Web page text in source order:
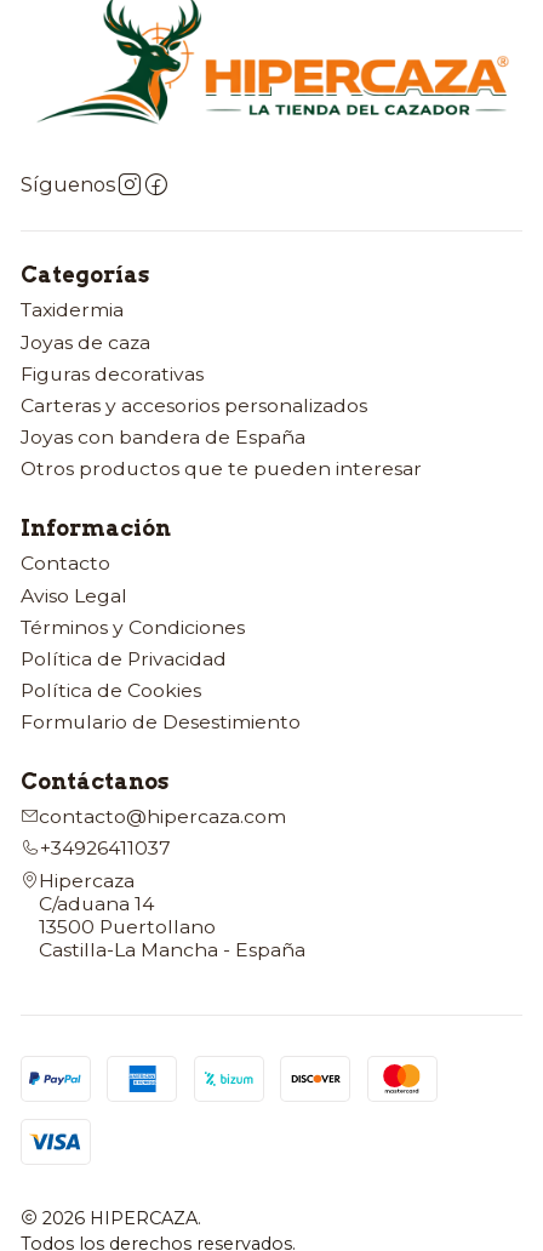
Síguenos
Categorías
Taxidermia
Joyas de caza
Figuras decorativas
Carteras y accesorios personalizados
Joyas con bandera de España
Otros productos que te pueden interesar
Información
Contacto
Aviso Legal
Términos y Condiciones
Política de Privacidad
Política de Cookies
Formulario de Desestimiento
Contáctanos
contacto@hipercaza.com
+34926411037
Hipercaza
C/aduana 14
13500 Puertollano
Castilla-La Mancha - España
2026 HIPERCAZA.
Todos los derechos reservados.